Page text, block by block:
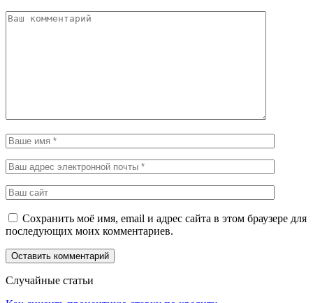
Сохранить моё имя, email и адрес сайта в этом браузере для
последующих моих комментариев.
Случайные статьи